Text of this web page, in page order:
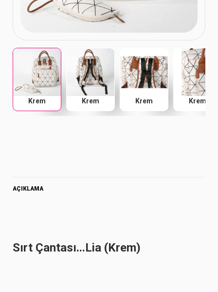
Krem Krem Krem Krem
AÇIKLAMA
Sırt Çantası...Lia (Krem)